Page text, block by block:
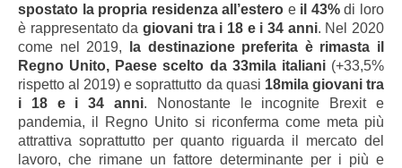
spostato la propria residenza all’estero e il 43%di loro
è rappresentato da giovani tra i 18 e i 34 anni. Nel 2020
come nel 2019,
la destinazione preferita è rimasta il
Regno Unito, Paese scelto da 33mila italiani (+33,5%
rispetto al 2019) e soprattutto da quasi 18mila giovani tra
i 18 e i 34 anni. Nonostante le incognite Brexit e
pandemia, il Regno Unito si riconferma come meta più
attrattiva soprattutto per quanto riguarda il mercato del
lavoro, che rimane un fattore determinante per i più e